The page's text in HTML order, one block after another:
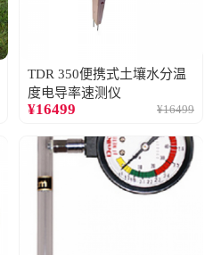
TDR 350便携式土壤水分温
度电导率速测仪
¥16499 ¥16499